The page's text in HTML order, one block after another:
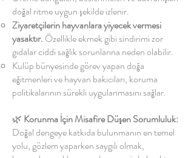
doğal ritme uygun şekilde izlenir.
Ziyaretçilerin hayvanlara yiyecek vermesi
yasaktır. Özellikle ekmek gibi sindirimi zor
gıdalar ciddi sağlık sorunlarına neden olabilir.
Kulüp bünyesinde görev yapan doğa
eğitmenleri ve hayvan bakıcıları, koruma
politikalarının sürekli uygulanmasını sağlar.
🌿 Korunma İçin Misafire Düşen Sorumluluk:
Doğal dengeye katkıda bulunmanın en temel
yolu, gözlem yaparken saygılı olmak,